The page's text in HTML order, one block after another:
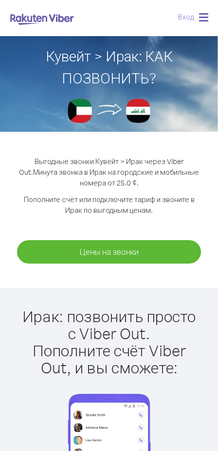
Вход
Кувейт > Ирак: КАК
ПОЗВОНИТЬ?
Выгодные звонки Кувейт > Ирак через Viber
Out.Минута звонка в Ирак на городские и мобильные
номера от 25.0 ¢.
Пополните счёт или подключите тариф и звоните в
Ирак по выгодным ценам.
Цены на звонки
Ирак: позвонить просто
с Viber Out.
Пополните счёт Viber
Out, и вы сможете: